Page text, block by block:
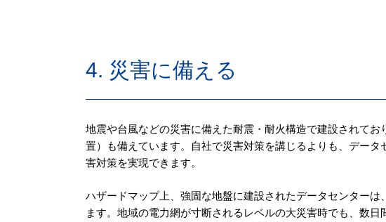
4. 災害に備える
地震や台風などの災害に備えた耐震・耐火構造で建設されて
置）も備えています。自社で災害対策を講じるよりも、デー
害対策を実現できます。
ハザードマップ上、強固な地盤に建設されたデータセンター
ます。地域の電力網が寸断されるレベルの大災害時でも、数